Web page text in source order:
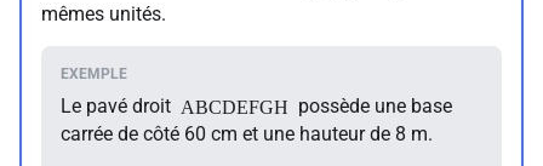
mêmes unités.
Le pavé droit ABCDEFGH possède une base
carrée de côté 60 cm et une hauteur de 8 m.